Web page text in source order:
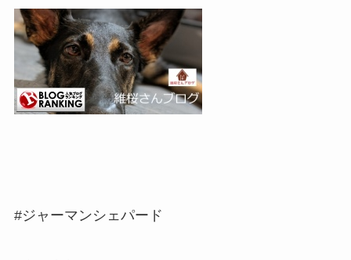
#ジャーマンシェパード